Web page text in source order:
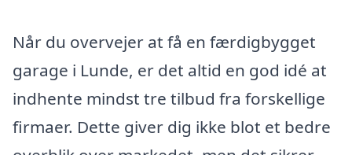
Når du overvejer at få en færdigbygget
garage i Lunde, er det altid en god idé at
indhente mindst tre tilbud fra forskellige
firmaer. Dette giver dig ikke blot et bedre